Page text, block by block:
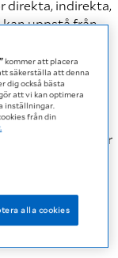
direkta, indirekta,
uppstå från
på
Med
av
risk.
jurisdiktioner
garantier, så
dig. I sådana
utsträckning
tillgängliga i
kommer att placera
säkerställa att denna
dig också bästa
att vi kan optimera
inställningar.
från din
alla cookies